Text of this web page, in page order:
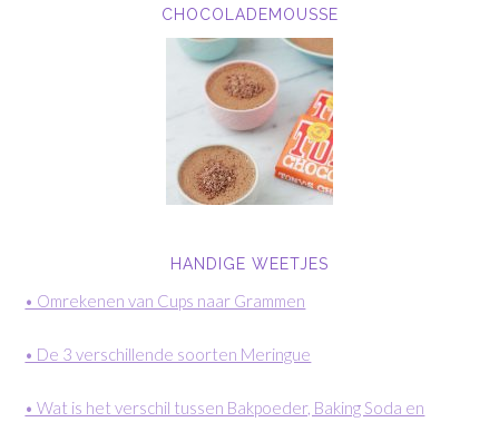
CHOCOLADEMOUSSE
HANDIGE WEETJES
• Omrekenen van Cups naar Grammen
• De 3 verschillende soorten Meringue
• Wat is het verschil tussen Bakpoeder, Baking Soda en